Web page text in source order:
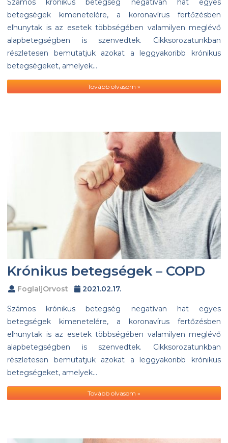
Számos krónikus betegség negatívan hat egyes
betegségek kimenetelére, a koronavírus fertőzésben
elhunytak is az esetek többségében valamilyen meglévő
alapbetegségben is szenvedtek. Cikksorozatunkban
részletesen bemutatjuk azokat a leggyakoribb krónikus
betegségeket, amelyek…
Tovább olvasom »
Krónikus betegségek – COPD
FoglaljOrvost 2021.02.17.
Számos krónikus betegség negatívan hat egyes
betegségek kimenetelére, a koronavírus fertőzésben
elhunytak is az esetek többségében valamilyen meglévő
alapbetegségben is szenvedtek. Cikksorozatunkban
részletesen bemutatjuk azokat a leggyakoribb krónikus
betegségeket, amelyek…
Tovább olvasom »